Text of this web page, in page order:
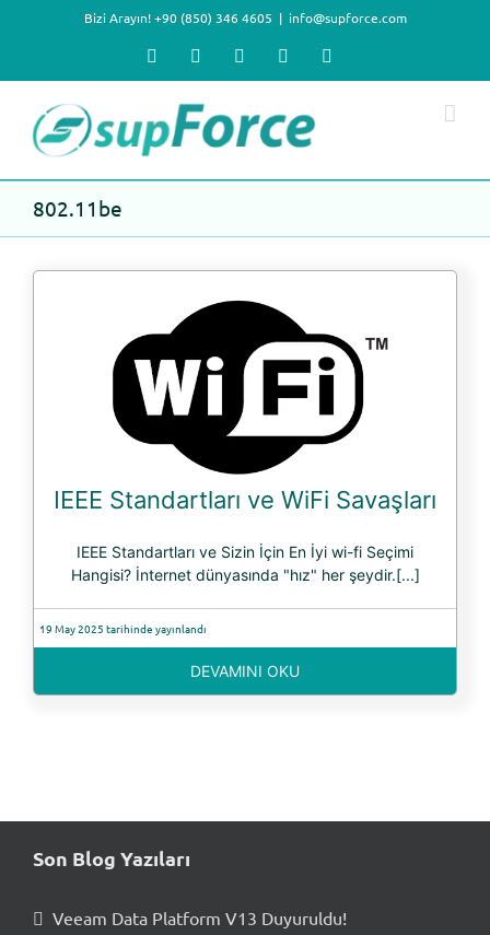
Bizi Arayın! +90 (850) 346 4605 | info@supforce.com
Facebook LinkedInYouTube
802.11be
IEEE Standartları ve WiFi Savaşları
IEEE Standartları ve Sizin İçin En İyi wi-fi Seçimi
Hangisi? İnternet dünyasında "hız" her şeydir.[...]
19 May 2025 tarihinde yayınlandı
DEVAMINI OKU
Son Blog Yazıları
Veeam Data Platform V13 Duyuruldu!